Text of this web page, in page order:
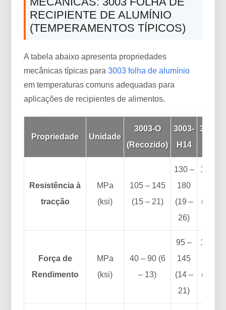
RECIPIENTE DE ALUMÍNIO
(TEMPERAMENTOS TÍPICOS)
A tabela abaixo apresenta propriedades
mecânicas típicas para3003 folha de alumínio
em temperaturas comuns adequadas para
aplicações de recipientes de alimentos.
Propriedade Unidade
3003-O
(Recozido)
3003-
H14
3003-
Resistência à
tracção
MPa
(ksi)
105 – 145
(15 – 21)
130 –
180
(19 –
26)
140 –
(20 –
Força de
Rendimento
MPa
(ksi)
40 – 90 (6
– 13)
95 –
145
(14 –
21)
110 –
(16 –